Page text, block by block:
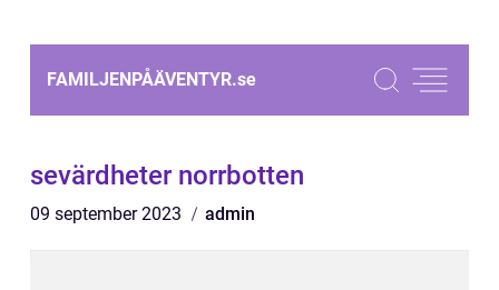
FAMILJENPÅÄVENTYR.se
sevärdheter norrbotten
09 september 2023 admin